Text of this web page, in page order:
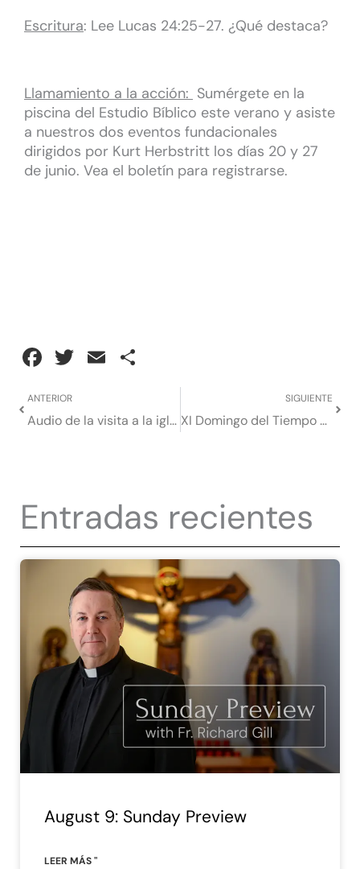
Escritura: Lee Lucas 24:25-27. ¿Qué destaca?
Llamamiento a la acción: Sumérgete en la
piscina del Estudio Bíblico este verano y asiste
a nuestros dos eventos fundacionales
dirigidos por Kurt Herbstritt los días 20 y 27
de junio. Vea el boletín para registrarse.
Facebook
Twitter
Email
Anterior
ANTERIOR
Audio de la visita a la iglesia de San Lorenzo O'Toole
SIGUIENTE
XI Domingo del Tiempo Ordinario
Entradas recientes
August 9: Sunday Preview
LEER MÁS "